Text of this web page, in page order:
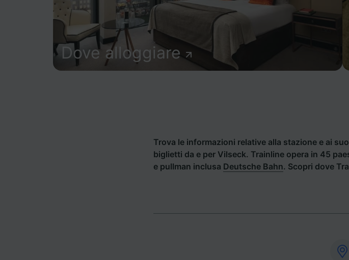
Dove alloggiare
Trova le informazioni relative alla stazione e ai
biglietti da e per Vilseck. Trainline opera in 45
e pullman inclusa Deutsche Bahn. Scopri dove